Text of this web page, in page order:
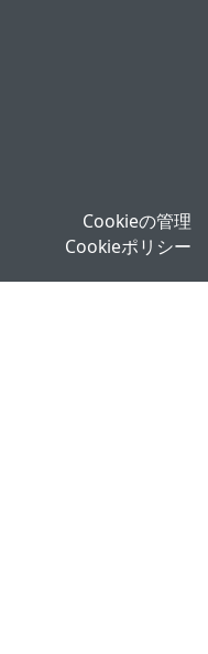
Cookieの管理
Cookieポリシー